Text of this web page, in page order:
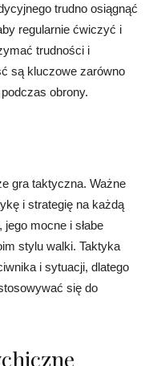
trudno osiągnąć
regularnie ćwiczyć i
trudności i
są kluczowe zarówno
obrony.
gra taktyczna. Ważne
i strategię na każdą
mocne i słabe
stylu walki. Taktyka
i sytuacji, dlatego
się do